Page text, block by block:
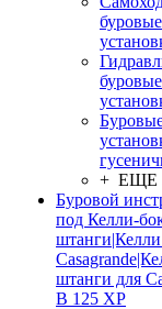
буровые
буровые
+ ЕЩЕ
Буровой
под Келли-
штанги для
B 125 XP